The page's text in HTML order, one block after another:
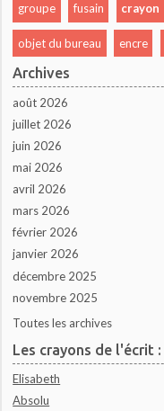
groupe fusain crayon
objet du bureau encre
Archives
août 2026
juillet 2026
juin 2026
mai 2026
avril 2026
mars 2026
février 2026
janvier 2026
décembre 2025
novembre 2025
Toutes les archives
Les crayons de l'écrit :
Elisabeth
Absolu